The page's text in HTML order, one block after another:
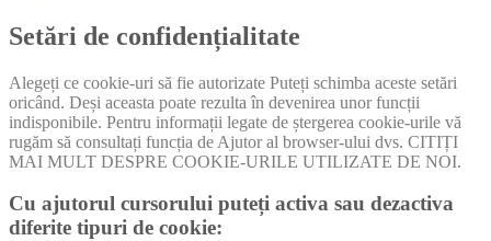
Setări de confidențialitate
Alegeți ce cookie-uri să fie autorizate Puteți schimba aceste setări
oricând. Deși aceasta poate rezulta în devenirea unor funcții
indisponibile. Pentru informații legate de ștergerea cookie-urile vă
rugăm să consultați funcția de Ajutor al browser-ului dvs. CITIȚI
MAI MULT DESPRE COOKIE-URILE UTILIZATE DE NOI.
Cu ajutorul cursorului puteți activa sau dezactiva
diferite tipuri de cookie: